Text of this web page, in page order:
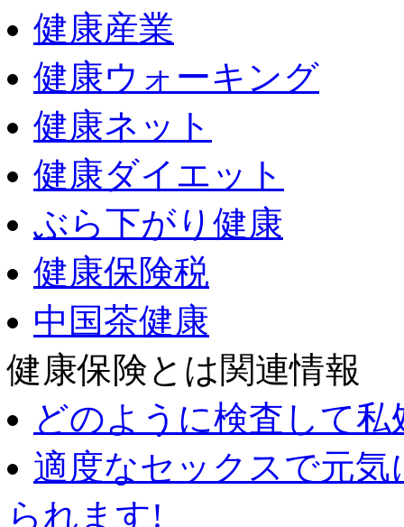
健康産業
健康ウォーキング
健康ネット
健康ダイエット
ぶら下がり健康
健康保険税
中国茶健康
健康保険とは関連情報
どのように検査して
適度なセックスで元
られます!